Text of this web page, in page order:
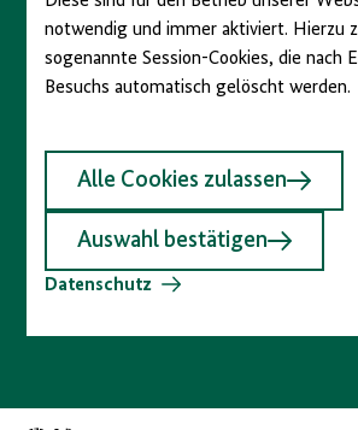
notwendig und immer aktiviert. Hierzu
sogenannte Session-Cookies, die nach
Besuchs automatisch gelöscht werden.
Alle Cookies zulassen
Auswahl bestätigen
Datenschutz